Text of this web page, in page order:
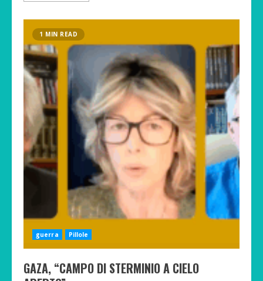
1 MIN READ
guerra Pillole
GAZA, “CAMPO DI STERMINIO A CIELO